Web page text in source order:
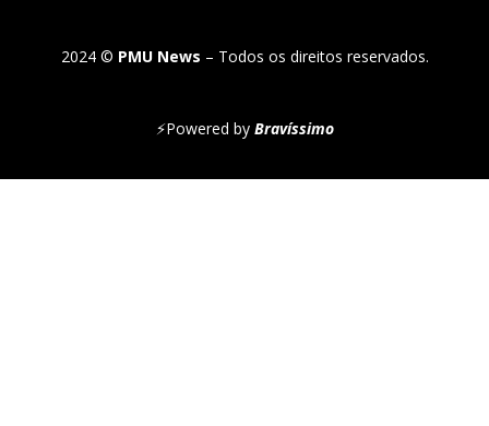
2024 © PMU News – Todos os direitos reservados.
⚡Powered by Bravíssimo